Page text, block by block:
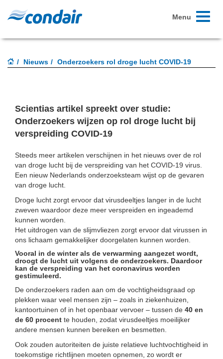
Toggle
Menu
Nieuws Onderzoekers rol droge lucht COVID-19
Scientias artikel spreekt over studie:
Onderzoekers wijzen op rol droge lucht bij
verspreiding COVID-19
Steeds meer artikelen verschijnen in het nieuws over de rol
van droge lucht bij de verspreiding van het COVID-19 virus.
Een nieuw Nederlands onderzoeksteam wijst op de gevaren
van droge lucht.
Droge lucht zorgt ervoor dat virusdeeltjes langer in de lucht
zweven waardoor deze meer verspreiden en ingeademd
kunnen worden.
Het uitdrogen van de slijmvliezen zorgt ervoor dat virussen in
ons lichaam gemakkelijker doorgelaten kunnen worden.
Vooral in de winter als de verwarming aangezet wordt,
droogt de lucht uit volgens de onderzoekers. Daardoor
kan de verspreiding van het coronavirus worden
gestimuleerd.
De onderzoekers raden aan om de vochtigheidsgraad op
plekken waar veel mensen zijn – zoals in ziekenhuizen,
kantoortuinen of in het openbaar vervoer – tussen de 40 en
de 60 procent te houden, zodat virusdeeltjes moeilijker
andere mensen kunnen bereiken en besmetten.
Ook zouden autoriteiten de juiste relatieve luchtvochtigheid in
toekomstige richtlijnen moeten opnemen, zo wordt er